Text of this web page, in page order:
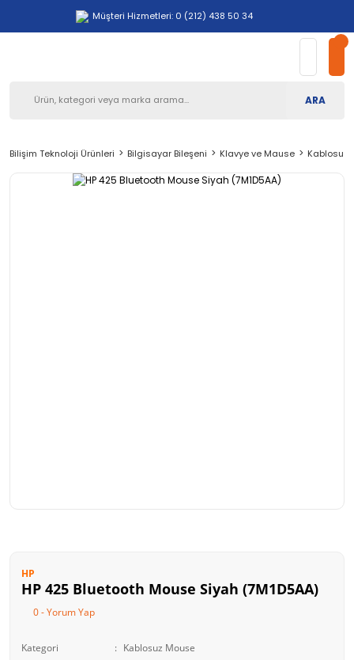
Müşteri Hizmetleri: 0 (212) 438 50 34
ARA
Bilişim Teknoloji Ürünleri Bilgisayar Bileşeni Klavye ve Mause Kablosuz
HP
HP 425 Bluetooth Mouse Siyah (7M1D5AA)
0 - Yorum Yap
Kategori
Kablosuz Mouse